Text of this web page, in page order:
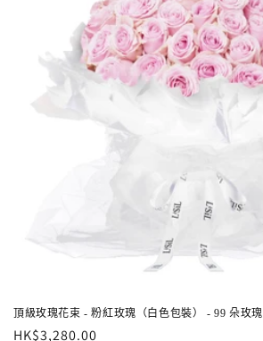
頂級玫瑰花束 - 粉紅玫瑰（白色包裝） - 99 朵玫瑰
定
HK$3,280.00